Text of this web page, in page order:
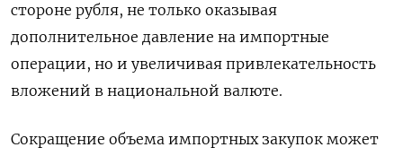
стороне рубля, не только оказывая
дополнительное давление на импортные
операции, но и увеличивая привлекательность
вложений в национальной валюте.
Сокращение объема импортных закупок может